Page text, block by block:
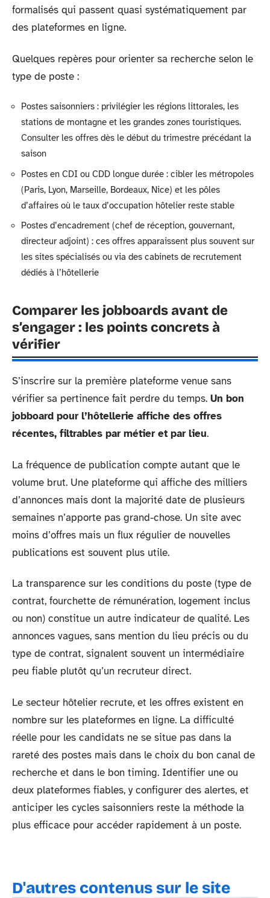
formalisés qui passent quasi systématiquement par
des plateformes en ligne.
Quelques repères pour orienter sa recherche selon le
type de poste :
Postes saisonniers : privilégier les régions littorales, les
stations de montagne et les grandes zones touristiques.
Consulter les offres dès le début du trimestre précédant la
saison
Postes en CDI ou CDD longue durée : cibler les métropoles
(Paris, Lyon, Marseille, Bordeaux, Nice) et les pôles
d’affaires où le taux d’occupation hôtelier reste stable
Postes d’encadrement (chef de réception, gouvernant,
directeur adjoint) : ces offres apparaissent plus souvent sur
les sites spécialisés ou via des cabinets de recrutement
dédiés à l’hôtellerie
Comparer les jobboards avant de
s’engager : les points concrets à
vérifier
S’inscrire sur la première plateforme venue sans
vérifier sa pertinence fait perdre du temps. Un bon
jobboard pour l’hôtellerie affiche des offres
récentes, filtrables par métier et par lieu.
La fréquence de publication compte autant que le
volume brut. Une plateforme qui affiche des milliers
d’annonces mais dont la majorité date de plusieurs
semaines n’apporte pas grand-chose. Un site avec
moins d’offres mais un flux régulier de nouvelles
publications est souvent plus utile.
La transparence sur les conditions du poste (type de
contrat, fourchette de rémunération, logement inclus
ou non) constitue un autre indicateur de qualité. Les
annonces vagues, sans mention du lieu précis ou du
type de contrat, signalent souvent un intermédiaire
peu fiable plutôt qu’un recruteur direct.
Le secteur hôtelier recrute, et les offres existent en
nombre sur les plateformes en ligne. La difficulté
réelle pour les candidats ne se situe pas dans la
rareté des postes mais dans le choix du bon canal de
recherche et dans le bon timing. Identifier une ou
deux plateformes fiables, y configurer des alertes, et
anticiper les cycles saisonniers reste la méthode la
plus efficace pour accéder rapidement à un poste.
D'autres contenus sur le site